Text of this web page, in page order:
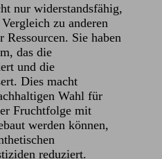
nur widerstandsfähig,
zu anderen
Ressourcen. Sie haben
das die
und die
Dies macht
Wahl für
Fruchtfolge mit
werden können,
reduziert.